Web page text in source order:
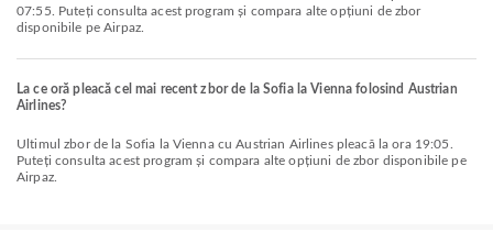
07:55. Puteți consulta acest program și compara alte opțiuni de zbor
disponibile pe Airpaz.
La ce oră pleacă cel mai recent zbor de la Sofia la Vienna folosind Austrian
Airlines?
Ultimul zbor de la Sofia la Vienna cu Austrian Airlines pleacă la ora 19:05.
Puteți consulta acest program și compara alte opțiuni de zbor disponibile pe
Airpaz.